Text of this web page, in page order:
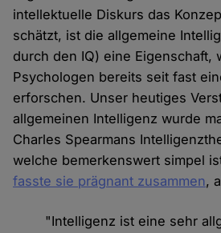
intellektuelle Diskurs das
schätzt, ist die allgemeine
durch den IQ) eine Eigenschaft,
Psychologen bereits seit fast
erforschen. Unser heutiges
allgemeinen Intelligenz wurde
Charles Spearmans
welche bemerkenswert simpel
fasste sie prägnant zusammen,
"Intelligenz ist eine sehr